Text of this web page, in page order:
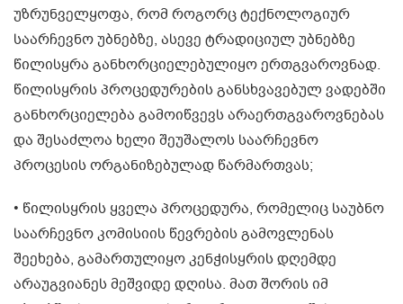
უზრუნველყოფა, რომ როგორც ტექნოლოგიურ
საარჩევნო უბნებზე, ასევე ტრადიციულ უბნებზე
წილისყრა განხორციელებულიყო ერთგვაროვნად.
წილისყრის პროცედურების განსხვავებულ ვადებში
განხორციელება გამოიწვევს არაერთგვაროვნებას
და შესაძლოა ხელი შეუშალოს საარჩევნო
პროცესის ორგანიზებულად წარმართვას;
• წილისყრის ყველა პროცედურა, რომელიც საუბნო
საარჩევნო კომისიის წევრების გამოვლენას
შეეხება, გამართულიყო კენჭისყრის დღემდე
არაუგვიანეს მეშვიდე დღისა. მათ შორის იმ